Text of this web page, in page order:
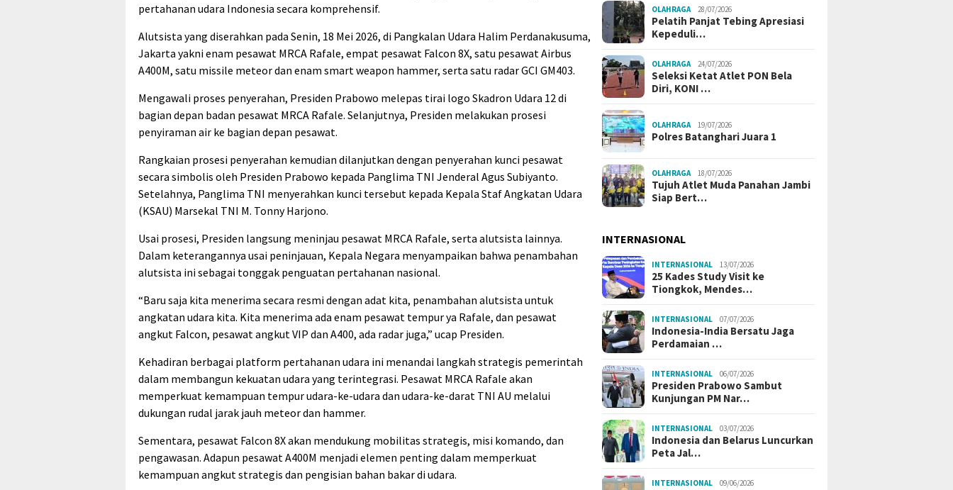
pertahanan udara Indonesia secara komprehensif.
Alutsista yang diserahkan pada Senin, 18 Mei 2026, di Pangkalan Udara Halim Perdanakusuma,
Jakarta yakni enam pesawat MRCA Rafale, empat pesawat Falcon 8X, satu pesawat Airbus
A400M, satu missile meteor dan enam smart weapon hammer, serta satu radar GCI GM403.
Mengawali proses penyerahan, Presiden Prabowo melepas tirai logo Skadron Udara 12 di
bagian depan badan pesawat MRCA Rafale. Selanjutnya, Presiden melakukan prosesi
penyiraman air ke bagian depan pesawat.
Rangkaian prosesi penyerahan kemudian dilanjutkan dengan penyerahan kunci pesawat
secara simbolis oleh Presiden Prabowo kepada Panglima TNI Jenderal Agus Subiyanto.
Setelahnya, Panglima TNI menyerahkan kunci tersebut kepada Kepala Staf Angkatan Udara
(KSAU) Marsekal TNI M. Tonny Harjono.
Usai prosesi, Presiden langsung meninjau pesawat MRCA Rafale, serta alutsista lainnya.
Dalam keterangannya usai peninjauan, Kepala Negara menyampaikan bahwa penambahan
alutsista ini sebagai tonggak penguatan pertahanan nasional.
“Baru saja kita menerima secara resmi dengan adat kita, penambahan alutsista untuk
angkatan udara kita. Kita menerima ada enam pesawat tempur ya Rafale, dan pesawat
angkut Falcon, pesawat angkut VIP dan A400, ada radar juga,” ucap Presiden.
Kehadiran berbagai platform pertahanan udara ini menandai langkah strategis pemerintah
dalam membangun kekuatan udara yang terintegrasi. Pesawat MRCA Rafale akan
memperkuat kemampuan tempur udara-ke-udara dan udara-ke-darat TNI AU melalui
dukungan rudal jarak jauh meteor dan hammer.
Sementara, pesawat Falcon 8X akan mendukung mobilitas strategis, misi komando, dan
pengawasan. Adapun pesawat A400M menjadi elemen penting dalam memperkuat
kemampuan angkut strategis dan pengisian bahan bakar di udara.
OLAHRAGA 28/07/2026
Pelatih Panjat Tebing Apresiasi
Kepeduli…
OLAHRAGA 24/07/2026
Seleksi Ketat Atlet PON Bela
Diri, KONI …
OLAHRAGA 19/07/2026
Polres Batanghari Juara 1
OLAHRAGA 18/07/2026
Tujuh Atlet Muda Panahan Jambi
Siap Bert…
INTERNASIONAL
INTERNASIONAL 13/07/2026
25 Kades Study Visit ke
Tiongkok, Mendes…
INTERNASIONAL 07/07/2026
Indonesia-India Bersatu Jaga
Perdamaian …
INTERNASIONAL 06/07/2026
Presiden Prabowo Sambut
Kunjungan PM Nar…
INTERNASIONAL 03/07/2026
Indonesia dan Belarus Luncurkan
Peta Jal…
INTERNASIONAL 09/06/2026